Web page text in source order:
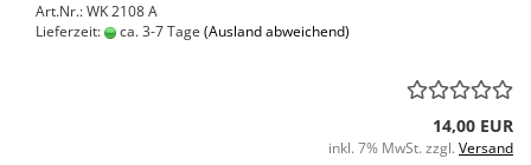
Art.Nr.: WK 2108 A
Lieferzeit:
ca. 3-7 Tage (Ausland abweichend)
14,00 EUR
inkl. 7% MwSt. zzgl. Versand